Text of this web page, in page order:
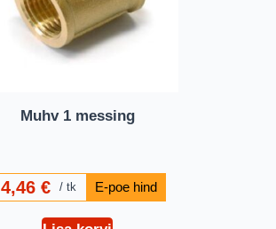
Muhv 1 messing
4,46€ tk